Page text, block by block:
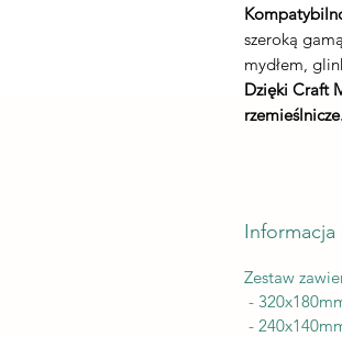
szeroką
mydłem,
Dzięki Craft
Zestaw
-
-